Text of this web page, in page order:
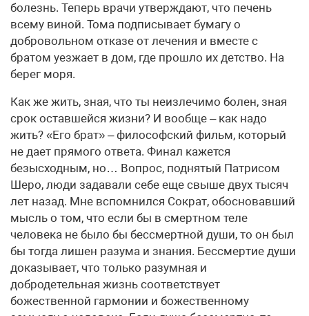
болезнь. Теперь врачи утверждают, что печень
всему виной. Тома подписывает бумагу о
добровольном отказе от лечения и вместе с
братом уезжает в дом, где прошло их детство. На
берег моря.
Как же жить, зная, что ты неизлечимо болен, зная
срок оставшейся жизни? И вообще – как надо
жить? «Его брат» – философский фильм, который
не дает прямого ответа. Финал кажется
безысходным, но… Вопрос, поднятый Патрисом
Шеро, люди задавали себе еще свыше двух тысяч
лет назад. Мне вспомнился Сократ, обосновавший
мысль о том, что если бы в смертном теле
человека не было бы бессмертной души, то он был
бы тогда лишен разума и знания. Бессмертие души
доказывает, что только разумная и
добродетельная жизнь соответствует
божественной гармонии и божественному